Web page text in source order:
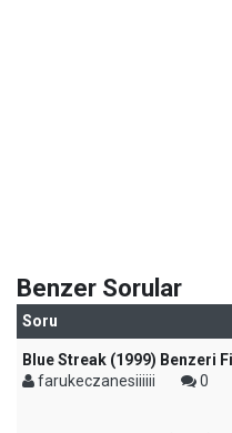
Benzer Sorular
Soru
Blue Streak (1999) Benzeri
farukeczanesiiiiii
0